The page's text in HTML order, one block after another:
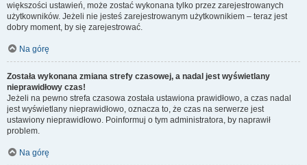
większości ustawień, może zostać wykonana tylko przez zarejestrowanych
użytkowników. Jeżeli nie jesteś zarejestrowanym użytkownikiem – teraz jest
dobry moment, by się zarejestrować.
Na górę
Została wykonana zmiana strefy czasowej, a nadal jest wyświetlany
nieprawidłowy czas!
Jeżeli na pewno strefa czasowa została ustawiona prawidłowo, a czas nadal
jest wyświetlany nieprawidłowo, oznacza to, że czas na serwerze jest
ustawiony nieprawidłowo. Poinformuj o tym administratora, by naprawił
problem.
Na górę